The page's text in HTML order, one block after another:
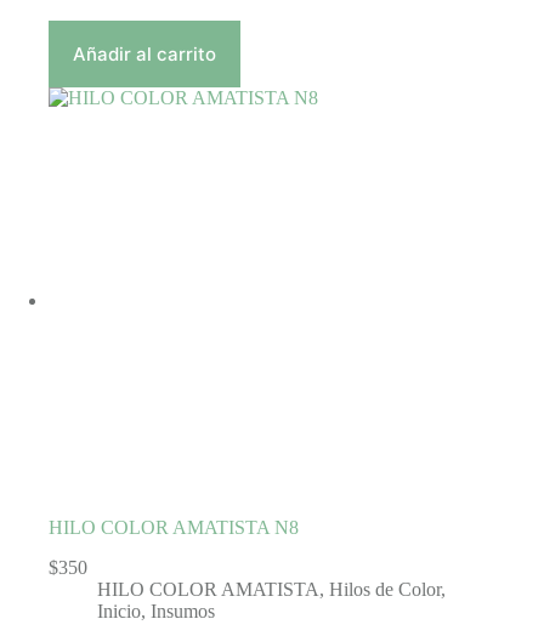
Añadir al carrito
HILO COLOR AMATISTA N8
$350
HILO COLOR AMATISTA, Hilos de Color,
Inicio, Insumos